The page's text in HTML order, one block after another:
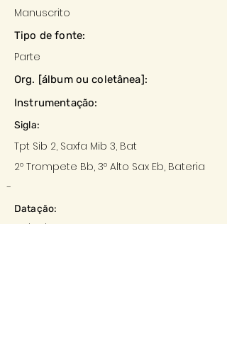
Manuscrito
Tipo de fonte:
Parte
Org. [álbum ou coletânea]:
Instrumentação:
Sigla:
Tpt Sib 2, Saxfa Mib 3, Bat
2º Trompete Bb, 3º Alto Sax Eb, Bateria
-
Datação: